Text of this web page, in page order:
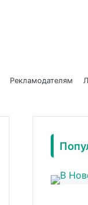
Рекламодателям